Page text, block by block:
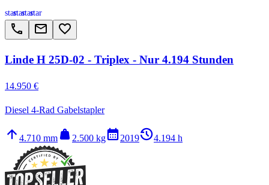
starstarstarstar
call email favorite_border
Linde H 25D-02 - Triplex - Nur 4.194 Stunden
14.950 €
Diesel 4-Rad Gabelstapler
arrow_upward 4.710 mm weight 2.500 kgcalendar_month2019history_24.194 h